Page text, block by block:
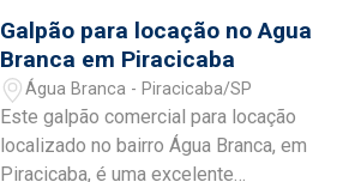
Galpão para locação no Agua
Branca em Piracicaba
Água Branca - Piracicaba/SP
Este galpão comercial para locação
localizado no bairro Água Branca, em
Piracicaba, é uma excelente